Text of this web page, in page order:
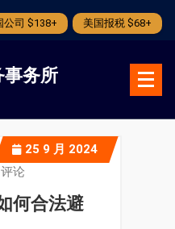
公司 $138+ 美国报税 $68+
事务所
25 9 月 2024
论
何合法避